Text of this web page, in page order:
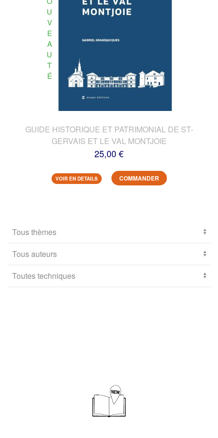
U
V
E
A
U
T
É
GUIDE HISTORIQUE ET PATRIMONIAL DE ST-
GERVAIS ET LE VAL MONTJOIE
25,00 €
VOIR EN DETAILS COMMANDER